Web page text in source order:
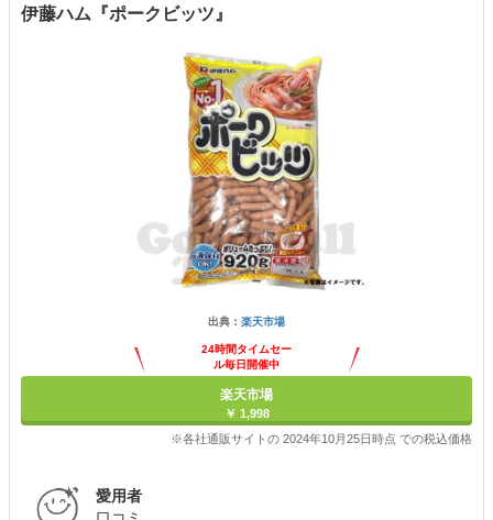
伊藤ハム『ポークビッツ』
出典： 楽天市場
24時間タイムセー
ル毎日開催中
楽天市場
￥ 1,998
※各社通販サイトの 2024年10月25日時点 での税込価格
愛用者